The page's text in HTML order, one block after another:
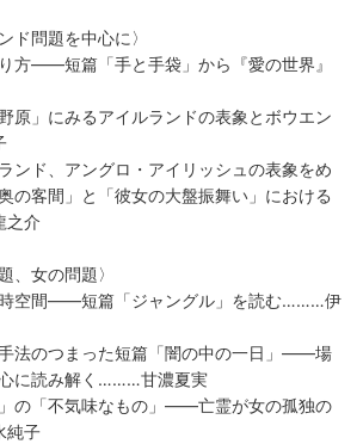
ド問題を中心に〉
方——短篇「手と手袋」から『愛の世界』
原」にみるアイルランドの表象とボウエン
ンド、アングロ・アイリッシュの表象をめ
客間」と「彼女の大盤振舞い」における
介
、女の問題〉
時空間——短篇「ジャングル」を読む………伊
手法のつまった短篇「闇の中の一日」——場
に読み解く………甘濃夏実
」の「不気味なもの」——亡霊が女の孤独の
純子